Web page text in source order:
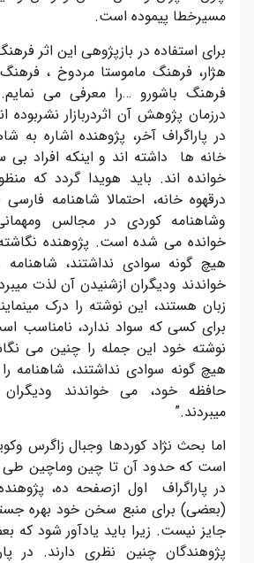
مسیرخطا پیموده است.
برای استفاده در بازپژوهی این اثر
هژار، فرهنگ ماموستا مردوخ ،
فرهنگ باشورو …را معرفی می
درزمان پژوهش آن اثردربازار
در پاراگراف آخر، پژوهنده اشاره به
خانه ها داشته اند و اینکه افراد بی
خوانده اند. باید هویدا گردد که
درقهوه خانه، احتمالا شاهنامه
وشاهنامه کوردی در مجالس
خواندە می شدە است. پژوهنده
هیچ گونه سوادی نداشتند، شاهنامه
خواندند ودیگران ازشنیدن آن لذت
زبان هستند، این نوشته را درک
برای کسی که سواد ندارد، نامناسب
نوشته خود این جمله را چنین می
هیچ گونه سوادی نداشتند، شاهنامه را
حافظه خود، می خواندند
میبردند.”
اما بحث نژاد کوردها وجبال زاگرس
است که حدود آن تا چین وماچین
در پاراگراف اول ازصفحه ده،
(بعضی) برای منبع سخن خود بهره
جایز نیست. زیرا باید یادآور شود که
پژوهندگان چنین نظری دارند. در